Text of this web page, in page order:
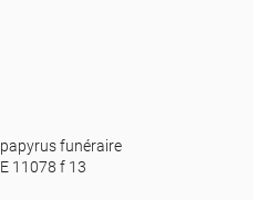
papyrus funéraire
E 11078 f 13